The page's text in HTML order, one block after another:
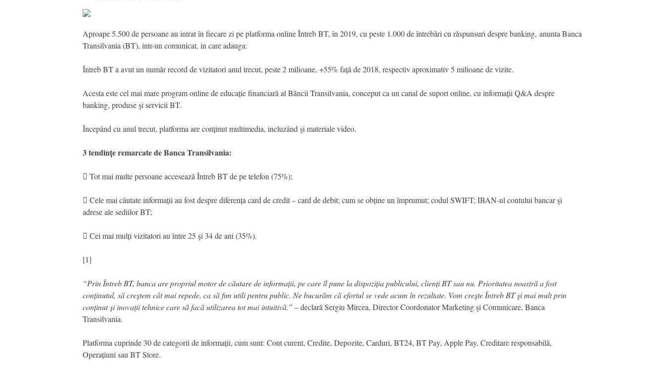
Aproape 5.500 de persoane au intrat în fiecare zi pe platforma online Întreb BT, în 2019, cu peste 1.000 de întrebări cu răspunsuri despre banking, anunta Banca
Transilvania (BT), intr-un comunicat, in care adauga:
Întreb BT a avut un număr record de vizitatori anul trecut, peste 2 milioane, +55% față de 2018, respectiv aproximativ 5 milioane de vizite.
Acesta este cel mai mare program online de educație financiară al Băncii Transilvania, conceput ca un canal de suport online, cu informații Q&A despre
banking, produse şi servicii BT.
Începând cu anul trecut, platforma are conținut multimedia, incluzând şi materiale video.
3 tendințe remarcate de Banca Transilvania:
 Tot mai multe persoane accesează Întreb BT de pe telefon (75%);
 Cele mai căutate informații au fost despre diferența card de credit – card de debit; cum se obține un împrumut; codul SWIFT; IBAN-ul contului bancar şi
adrese ale sediilor BT;
 Cei mai mulți vizitatori au între 25 şi 34 de ani (35%).
[1]
“Prin Întreb BT, banca are propriul motor de căutare de informații, pe care îl pune la dispoziția publicului, clienți BT sau nu. Prioritatea noastră a fost
conținutul, să creştem cât mai repede, ca să fim utili pentru public. Ne bucurăm că efortul se vede acum în rezultate. Vom creşte Întreb BT şi mai mult prin
conținut şi inovații tehnice care să facă utilizarea tot mai intuitivă.” – declară Sergiu Mircea, Director Coordonator Marketing şi Comunicare, Banca
Transilvania.
Platforma cuprinde 30 de categorii de informații, cum sunt: Cont curent, Credite, Depozite, Carduri, BT24, BT Pay, Apple Pay, Creditare responsabilă,
Operațiuni sau BT Store.